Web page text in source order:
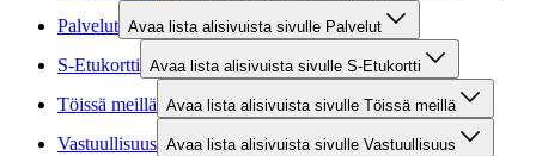
Palvelut Avaa lista alisivuista sivulle Palvelut
S-Etukortti Avaa lista alisivuista sivulle S-Etukortti
Töissä meillä Avaa lista alisivuista sivulle Töissä meillä
Vastuullisuus Avaa lista alisivuista sivulle Vastuullisuus